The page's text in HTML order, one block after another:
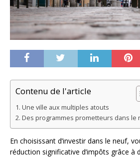
Contenu de l'article
Une ville aux multiples atouts
Des programmes prometteurs dans le
En choisissant d’investir dans le neuf,
réduction significative d’impôts grâce à